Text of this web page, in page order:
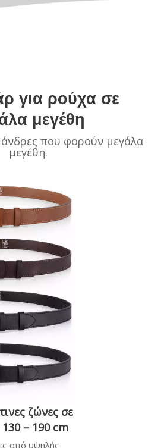
για ρούχα σε
μεγέθη
άνδρες που φορούν μεγάλα
μεγέθη.
ζώνες σε
– 190 cm
από υψηλής